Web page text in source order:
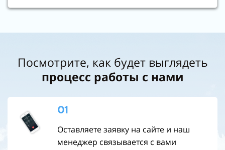
Посмотрите, как будет выглядеть
процесс работы с нами
01
Оставляете заявку на сайте и наш
менеджер связывается с вами